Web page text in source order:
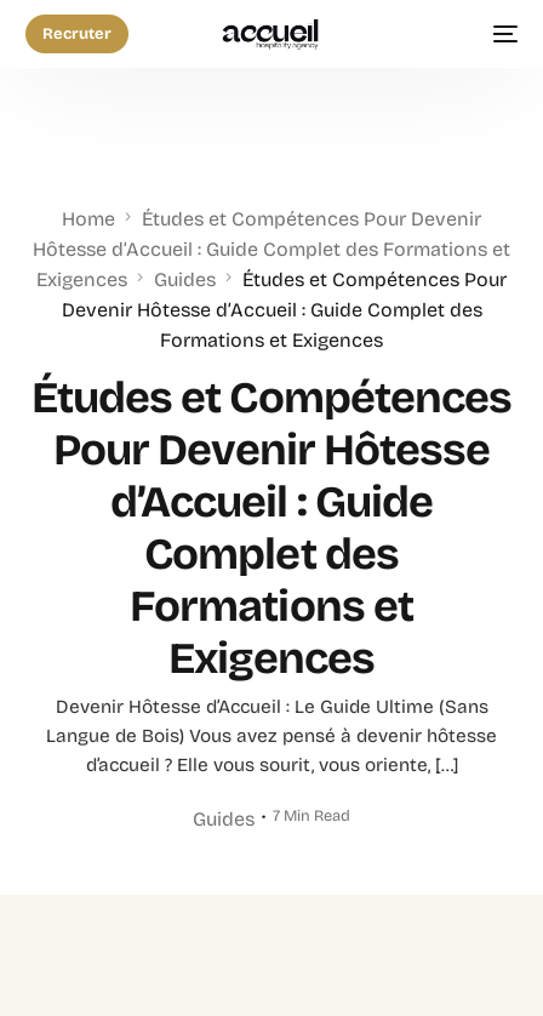
Recruter
Home
Études et Compétences Pour Devenir
Hôtesse d’Accueil : Guide Complet des Formations et
Exigences
Guides
Études et Compétences Pour
Devenir Hôtesse d’Accueil : Guide Complet des
Formations et Exigences
Études et Compétences
Pour Devenir Hôtesse
d’Accueil : Guide
Complet des
Formations et
Exigences
Devenir Hôtesse d’Accueil : Le Guide Ultime (Sans
Langue de Bois) Vous avez pensé à devenir hôtesse
d’accueil ? Elle vous sourit, vous oriente, […]
Guides 7 Min Read